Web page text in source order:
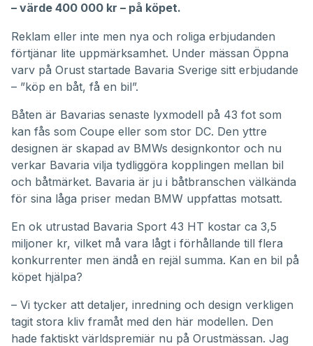
– värde 400 000 kr – på köpet.
Reklam eller inte men nya och roliga erbjudanden
förtjänar lite uppmärksamhet. Under mässan Öppna
varv på Orust startade Bavaria Sverige sitt erbjudande
– ”köp en båt, få en bil”.
Båten är Bavarias senaste lyxmodell på 43 fot som
kan fås som Coupe eller som stor DC. Den yttre
designen är skapad av BMWs designkontor och nu
verkar Bavaria vilja tydliggöra kopplingen mellan bil
och båtmärket. Bavaria är ju i båtbranschen välkända
för sina låga priser medan BMW uppfattas motsatt.
En ok utrustad Bavaria Sport 43 HT kostar ca 3,5
miljoner kr, vilket må vara lågt i förhållande till flera
konkurrenter men ändå en rejäl summa. Kan en bil på
köpet hjälpa?
– Vi tycker att detaljer, inredning och design verkligen
tagit stora kliv framåt med den här modellen. Den
hade faktiskt världspremiär nu på Orustmässan. Jag